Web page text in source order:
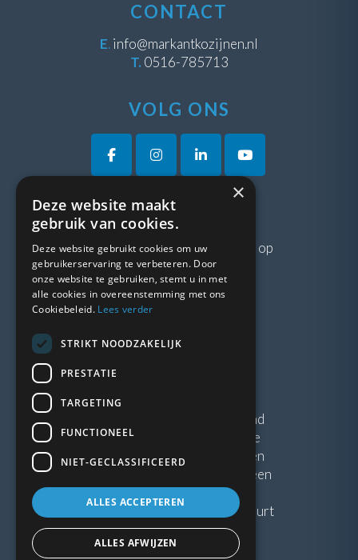
CONTACT
E.info@markantkozijnen.nl
T. 0516-785713
VOLG ONS
VRAGEN?
Neem gerustcontactmet ons op
LINKS
Blogs
Algemene voorwaarden
Kunststof Kozijnen Friesland
Kunststof kozijnen Drenthe
Kunststof Kozijnen Drachten
Kunststof Kozijnen Hoogeveen
Kunststof kozijnen in jouw buurt
×
Deze website maakt
gebruik van cookies.
Deze website gebruikt cookies om uw
gebruikerservaring te verbeteren. Door
onze website te gebruiken, stemt u in met
alle cookies in overeenstemming met ons
Cookiebeleid. Lees verder
STRIKT NOODZAKELIJK
PRESTATIE
TARGETING
FUNCTIONEEL
NIET-GECLASSIFICEERD
ALLES ACCEPTEREN
ALLES AFWIJZEN